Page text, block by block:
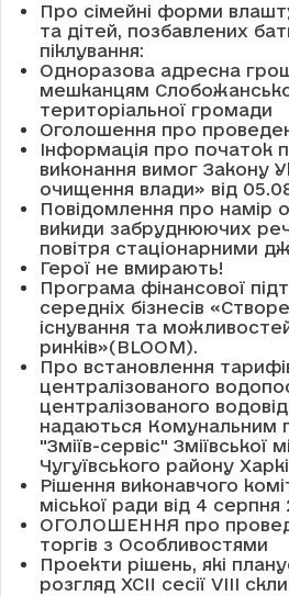
Про сімейні форми
та дітей, позбавлених
піклування:
Одноразова адресна
мешканцям
територіальної громади
Оголошення про
Інформація про початок
виконання вимог Закону
очищення влади» від
Повідомлення про намір
викиди забруднюючих
повітря стаціонарними
Герої не вмирають!
Програма фінансової
середніх бізнесів
існування та
ринків»(BLOOM).
Про встановлення
централізованого
централізованого
надаються Комунальним
"Зміїв-сервіс" Зміївської
Чугуївського району
Рішення виконавчого
міської ради від 4
ОГОЛОШЕННЯ про
торгів з Особливостями
Проекти рішень, які
розгляд XCII сесії VІІІ